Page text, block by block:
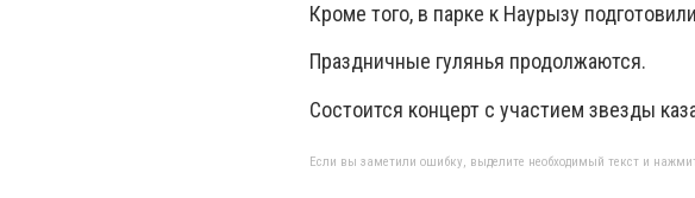
Кроме того, в парке к Наурызу
Праздничные гулянья продолжаются.
Состоится концерт с участием звезды
Если вы заметили ошибку, выделите необходимый текст и